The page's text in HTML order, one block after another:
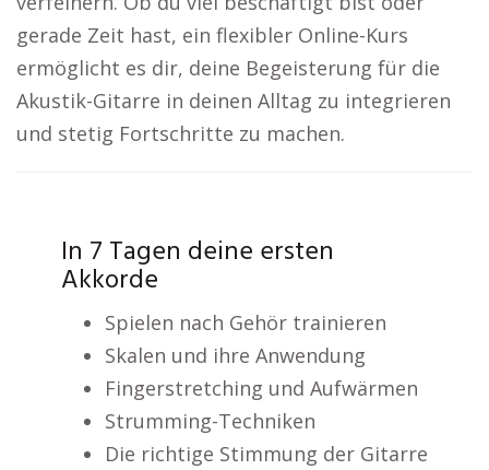
gerade Zeit hast, ein flexibler Online-Kurs
ermöglicht es dir, deine Begeisterung für die
Akustik-Gitarre in deinen Alltag zu integrieren
und stetig Fortschritte zu machen.
In 7 Tagen deine ersten
Akkorde
Spielen nach Gehör trainieren
Skalen und ihre Anwendung
Fingerstretching und Aufwärmen
Strumming-Techniken
Die richtige Stimmung der Gitarre